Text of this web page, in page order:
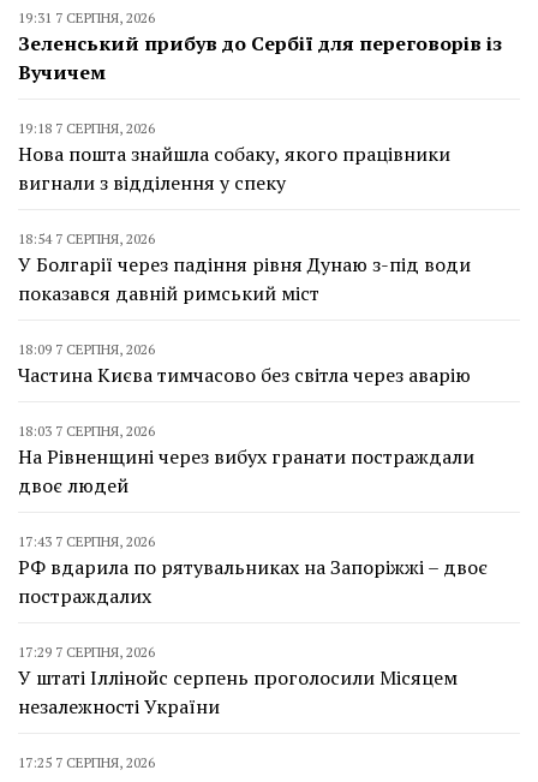
19:31 7 СЕРПНЯ, 2026
Зеленський прибув до Сербії для переговорів із
Вучичем
19:18 7 СЕРПНЯ, 2026
Нова пошта знайшла собаку, якого працівники
вигнали з відділення у спеку
18:54 7 СЕРПНЯ, 2026
У Болгарії через падіння рівня Дунаю з-під води
показався давній римський міст
18:09 7 СЕРПНЯ, 2026
Частина Києва тимчасово без світла через аварію
18:03 7 СЕРПНЯ, 2026
На Рівненщині через вибух гранати постраждали
двоє людей
17:43 7 СЕРПНЯ, 2026
РФ вдарила по рятувальниках на Запоріжжі – двоє
постраждалих
17:29 7 СЕРПНЯ, 2026
У штаті Іллінойс серпень проголосили Місяцем
незалежності України
17:25 7 СЕРПНЯ, 2026